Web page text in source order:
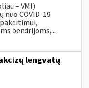
– VMI)
COVID-19
bendrijoms,...
lengvatų